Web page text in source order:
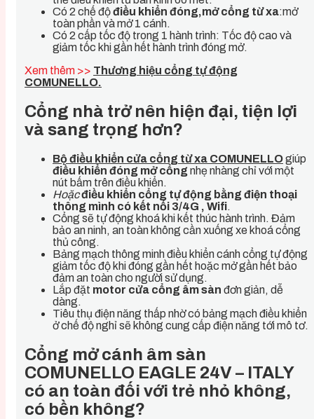
Có 2 chế độđiều khiển đóng,mở cổng từ xa:mở
toàn phần và mở 1 cánh.
Có 2 cấp tốc độ trong 1 hành trình: Tốc độ cao và
giảm tốc khi gần hết hành trình đóng mở.
Xem thêm >> Thương hiệu cổng tự động
COMUNELLO.
Cổng nhà trở nên hiện đại, tiện lợi
và sang trọng hơn?
Bộ điều khiển cửa cổng từ xa COMUNELLOgiúp
điều khiển đóng mở cổng nhẹ nhàng chỉ với một
nút bấm trên điều khiển.
Hoặcđiều khiển cổng tự động bằng điện thoại
thông mình có kết nối 3/4G , Wifi.
Cổng sẽ tự động khoá khi kết thúc hành trình. Đảm
bảo an ninh, an toàn không cần xuống xe khoá cổng
thủ công.
Bảng mạch thông minh điều khiển cánh cổng tự động
giảm tốc độ khi đóng gần hết hoặc mở gần hết bảo
đảm an toàn cho người sử dụng.
Lắp đặt motor cửa cổng âm sàn đơn giản, dễ
dàng.
Tiêu thụ điện năng thấp nhờ có bảng mạch điều khiển
ở chế độ nghỉ sẽ không cung cấp điện năng tới mô tơ.
Cổng mở cánh âm sàn
COMUNELLO EAGLE 24V – ITALY
có an toàn đối với trẻ nhỏ không,
có bền không?